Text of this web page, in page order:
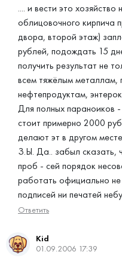
.... и вести это
облицовочного кирпича
двора, второй этаж)
рублей, подождать 15
получить результат не
всем тяжёлым металлам,
нефтепродуктам,
Для полных параноиков
стоит примерно 2000
делают эт в другом
З.Ы. Да.. забыл сказать,
проб - сей порядок
работать официально
подписей ни печатей
Ответить
Kid
01.09.2006 17:39